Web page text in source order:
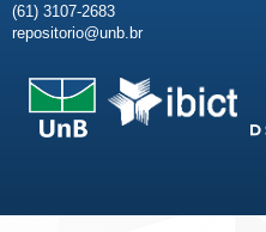
(61) 3107-2683
repositorio@unb.br